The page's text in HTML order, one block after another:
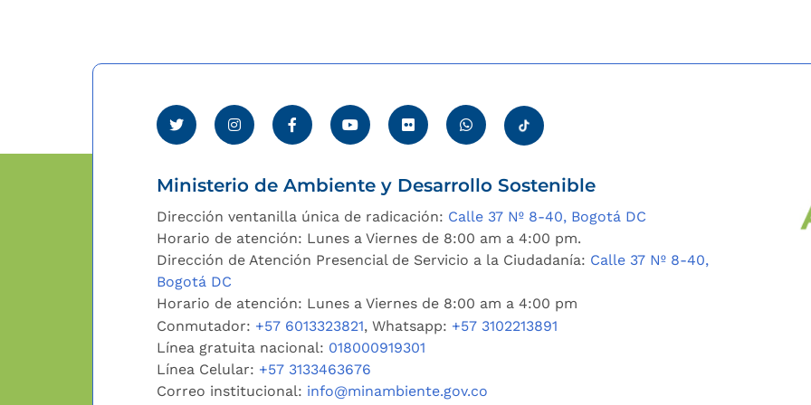
Ministerio de Ambiente y Desarrollo Sostenible
Dirección ventanilla única de radicación: Calle 37 Nº 8-40, Bogotá DC
Horario de atención: Lunes a Viernes de 8:00 am a 4:00 pm.
Dirección de Atención Presencial de Servicio a la Ciudadanía: Calle 37 Nº 8-40,
Bogotá DC
Horario de atención: Lunes a Viernes de 8:00 am a 4:00 pm
Conmutador: +57 6013323821, Whatsapp: +57 3102213891
Línea gratuita nacional: 018000919301
Línea Celular: +57 3133463676
Correo institucional: info@minambiente.gov.co